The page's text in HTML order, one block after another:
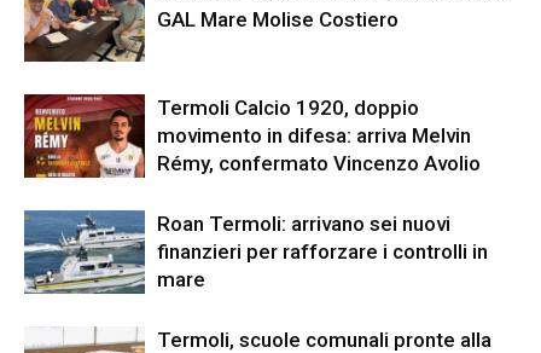
GAL Mare Molise Costiero
Termoli Calcio 1920, doppio
movimento in difesa: arriva Melvin
Rémy, confermato Vincenzo Avolio
Roan Termoli: arrivano sei nuovi
finanzieri per rafforzare i controlli in
mare
Termoli, scuole comunali pronte alla